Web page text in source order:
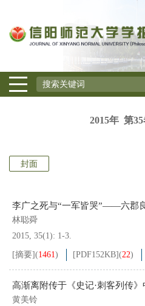
2015年 第
封面
李广之死与“一军皆哭”——六郡
林聪舜
2015, 35(1): 1-3.
[摘要](1461) [PDF152KB](22)
高渐离附传于《史记·刺客列传
黄美铃